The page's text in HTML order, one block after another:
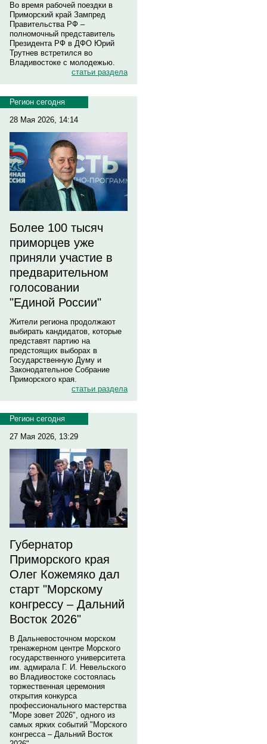
Во время рабочей поездки в
Приморский край Зампред
Правительства РФ –
полномочный представитель
Президента РФ в ДФО Юрий
Трутнев встретился во
Владивостоке с молодежью.
статьи раздела
Регион сегодня
28 Мая 2026, 14:14
Более 100 тысяч
приморцев уже
приняли участие в
предварительном
голосовании
"Единой России"
Жители региона продолжают
выбирать кандидатов, которые
представят партию на
предстоящих выборах в
Государственную Думу и
Законодательное Собрание
Приморского края.
статьи раздела
Регион сегодня
27 Мая 2026, 13:29
Губернатор
Приморского края
Олег Кожемяко дал
старт "Морскому
конгрессу – Дальний
Восток 2026"
В Дальневосточном морском
тренажерном центре Морского
государственного университета
им. адмирала Г. И. Невельского
во Владивостоке состоялась
торжественная церемония
открытия конкурса
профессионального мастерства
"Море зовет 2026", одного из
самых ярких событий "Морского
конгресса – Дальний Восток